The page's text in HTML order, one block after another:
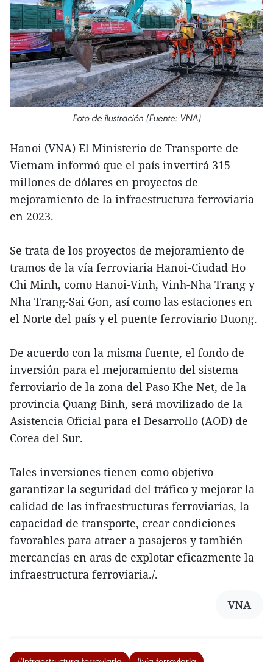
Foto de ilustración (Fuente: VNA)
Hanoi (VNA) El Ministerio de Transporte de
Vietnam informó que el país invertirá 315
millones de dólares en proyectos de
mejoramiento de la infraestructura ferroviaria
en 2023.
Se trata de los proyectos de mejoramiento de
tramos de la vía ferroviaria Hanoi-Ciudad Ho
Chi Minh, como Hanoi-Vinh, Vinh-Nha Trang y
Nha Trang-Sai Gon, así como las estaciones en
el Norte del país y el puente ferroviario Duong.
De acuerdo con la misma fuente, el fondo de
inversión para el mejoramiento del sistema
ferroviario de la zona del Paso Khe Net, de la
provincia Quang Binh, será movilizado de la
Asistencia Oficial para el Desarrollo (AOD) de
Corea del Sur.
Tales inversiones tienen como objetivo
garantizar la seguridad del tráfico y mejorar la
calidad de las infraestructuras ferroviarias, la
capacidad de transporte, crear condiciones
favorables para atraer a pasajeros y también
mercancías en aras de explotar eficazmente la
infraestructura ferroviaria./.
VNA